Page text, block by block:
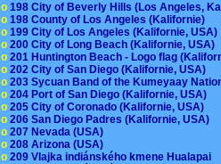
o 198 City of Beverly Hills (Los Angeles,
o 198 County of Los Angeles (Kalifornie)
o 199 City of Los Angeles (Kalifornie,
o 200 City of Long Beach (Kalifornie, USA)
o 201 Huntington Beach - Logo flag
o 202 City of San Diego (Kalifornie, USA)
o 203 Sycuan Band of the Kumeyaay
o 204 Port of San Diego (Kalifornie, USA)
o 205 City of Coronado (Kalifornie, USA)
o 206 San Diego Padres (Kalifornie, USA)
o 207 Nevada (USA)
o 208 Arizona (USA)
o 209 Vlajka indiánského kmene Hualapai